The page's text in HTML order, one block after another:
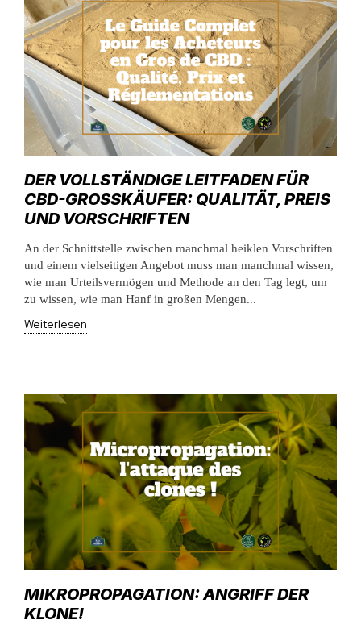
DER VOLLSTÄNDIGE LEITFADEN FÜR
CBD-GROSSKÄUFER: QUALITÄT, PREIS U
ND VORSCHRIFTEN
An der Schnittstelle zwischen manchmal heiklen Vorschriften
und einem vielseitigen Angebot muss man manchmal wissen,
wie man Urteilsvermögen und Methode an den Tag legt, um
zu wissen, wie man Hanf in großen Mengen...
Weiterlesen
MIKROPROPAGATION: ANGRIFF DER
KLONE!